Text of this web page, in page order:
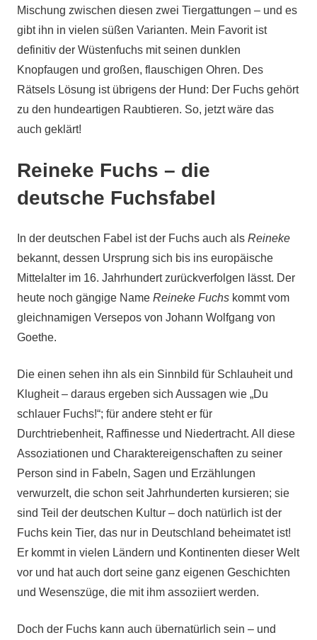
Mischung zwischen diesen zwei Tiergattungen – und es
gibt ihn in vielen süßen Varianten. Mein Favorit ist
definitiv der Wüstenfuchs mit seinen dunklen
Knopfaugen und großen, flauschigen Ohren. Des
Rätsels Lösung ist übrigens der Hund: Der Fuchs gehört
zu den hundeartigen Raubtieren. So, jetzt wäre das
auch geklärt!
Reineke Fuchs – die
deutsche Fuchsfabel
In der deutschen Fabel ist der Fuchs auch als Reineke
bekannt, dessen Ursprung sich bis ins europäische
Mittelalter im 16. Jahrhundert zurückverfolgen lässt. Der
heute noch gängige Name Reineke Fuchs kommt vom
gleichnamigen Versepos von Johann Wolfgang von
Goethe.
Die einen sehen ihn als ein Sinnbild für Schlauheit und
Klugheit – daraus ergeben sich Aussagen wie „Du
schlauer Fuchs!“; für andere steht er für
Durchtriebenheit, Raffinesse und Niedertracht. All diese
Assoziationen und Charaktereigenschaften zu seiner
Person sind in Fabeln, Sagen und Erzählungen
verwurzelt, die schon seit Jahrhunderten kursieren; sie
sind Teil der deutschen Kultur – doch natürlich ist der
Fuchs kein Tier, das nur in Deutschland beheimatet ist!
Er kommt in vielen Ländern und Kontinenten dieser Welt
vor und hat auch dort seine ganz eigenen Geschichten
und Wesenszüge, die mit ihm assoziiert werden.
Doch der Fuchs kann auch übernatürlich sein – und